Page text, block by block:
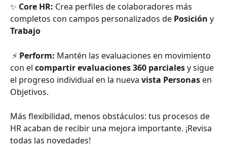
✨ Core HR: Crea perfiles de colaboradores más
completos con campos personalizados de Posición y
Trabajo
⚡ Perform: Mantén las evaluaciones en movimiento
con el compartir evaluaciones 360 parciales y sigue
el progreso individual en la nueva vista Personas en
Objetivos.
Más flexibilidad, menos obstáculos: tus procesos de
HR acaban de recibir una mejora importante. ¡Revisa
todas las novedades!